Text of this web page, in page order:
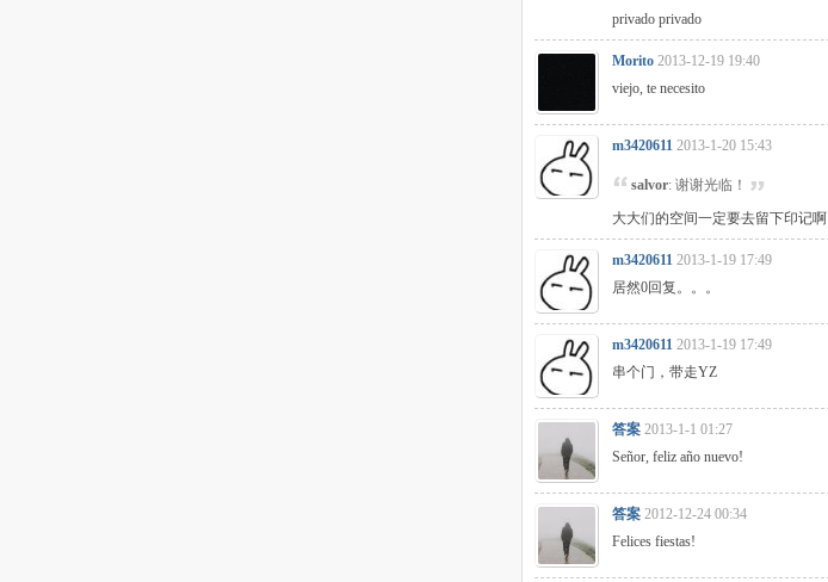
privado privado
Morito 2013-12-19 19:40
viejo, te necesito
m3420611 2013-1-20 15:43
salvor: 谢谢光临！
大大们的空间一定要去留下印记啊
m3420611 2013-1-19 17:49
居然0回复。。。
m3420611 2013-1-19 17:49
串个门，带走YZ
答案 2013-1-1 01:27
Señor, feliz año nuevo!
答案 2012-12-24 00:34
Felices fiestas!